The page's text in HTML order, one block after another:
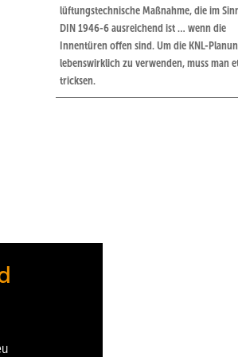
lüftungstechnische Maßnahme, die im
DIN 1946-6 ausreichend ist … wenn die
Innentüren offen sind. Um die KNL-
lebenswirklich zu verwenden, muss man
tricksen.
Schiebefenster und Lichte Öffnung) und
Fenster nach den Algorithmen aus der